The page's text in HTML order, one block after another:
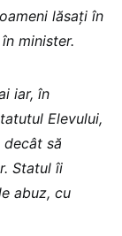
lăsați în
minister.
iar, în
Elevului,
să
Statul îi
abuz, cu